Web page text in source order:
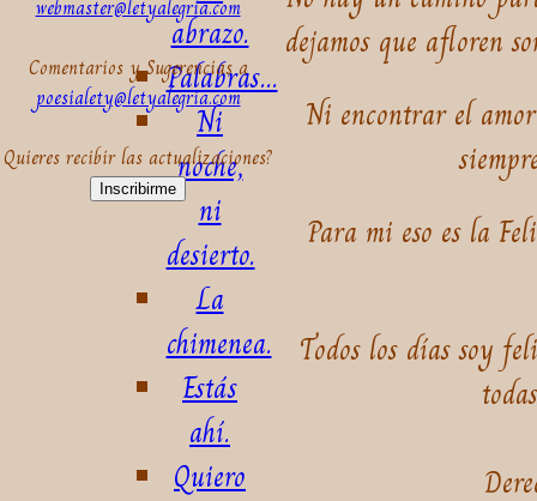
abrazo.
Palabras...
Ni
noche,
ni
desierto.
La
chimenea.
Estás
ahí.
Quiero
webmaster@letyalegria.com
Comentarios y Sugerencias a
poesialety@letyalegria.com
Quieres recibir las actualizaciones?
Inscribirme
dejamos que afloren
Ni encontrar el
Para mi eso es la
Todos los días soy